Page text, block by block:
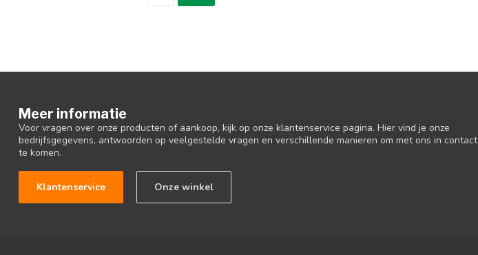
Meer informatie
Voor vragen over onze producten of aankoop, kijk op onze klantenservice pagina. Hier vind je onze
bedrijfsgegevens, antwoorden op veelgestelde vragen en verschillende manieren om met ons in contact
te komen.
Klantenservice Onze winkel